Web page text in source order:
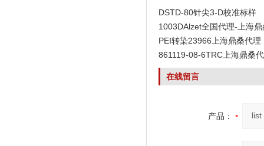
DSTD-80针尖3-D校准标样
1003DAlzet全国代理-上海鼎
PEI转染23966上海鼎桑代理
861119-08-6TRC上海鼎桑
在线留言
产品：